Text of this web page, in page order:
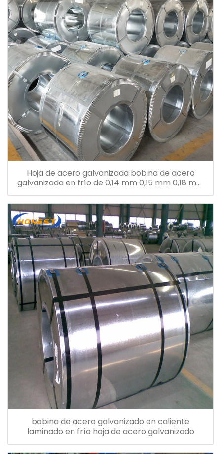
Hoja de acero galvanizada bobina de acero
galvanizada en frío de 0,14 mm 0,15 mm 0,18 mm
0,26 mm
bobina de acero galvanizado en caliente
laminado en frío hoja de acero galvanizado